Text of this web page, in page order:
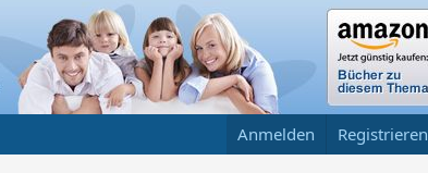
Anmelden Registrieren